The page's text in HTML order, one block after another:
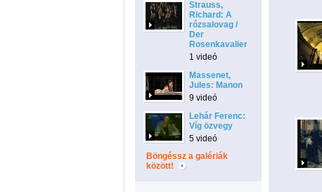
Strauss,
Richard: A
rózsalovag /
Der
Rosenkavalier
1 videó
Massenet,
Jules: Manon
9 videó
Lehár Ferenc:
Víg özvegy
5 videó
Böngéssz a galériák
között!